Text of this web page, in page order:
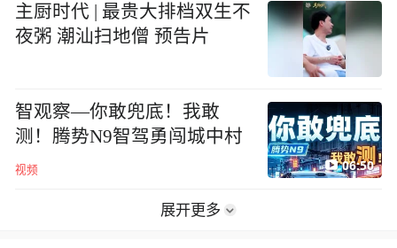
主厨时代 | 最贵大排档双生不
夜粥 潮汕扫地僧 预告片
智观察—你敢兜底！我敢
测！腾势N9智驾勇闯城中村
视频 06:50
展开更多